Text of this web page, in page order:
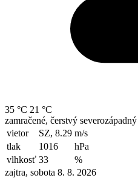
35 °C 21 °C
zamračené, čerstvý
vietor
SZ, 8.29 m/s
tlak
1016
hPa
vlhkosť 33
%
zajtra, sobota 8. 8. 2026